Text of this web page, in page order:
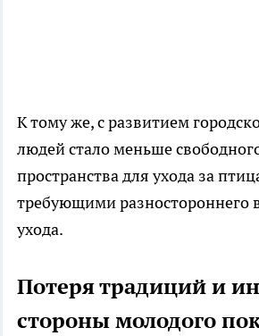
К тому же, с развитием
людей стало меньше
пространства для ухода за
требующими разностороннего
ухода.
Потеря традиций и
стороны молодого